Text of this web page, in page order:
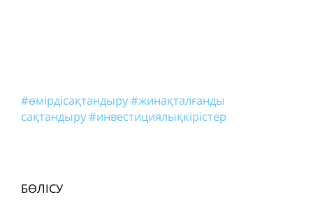
#өмірдісақтандыру#жинақталғанды
сақтандыру#инвестициялықкірістер
БӨЛІСУ